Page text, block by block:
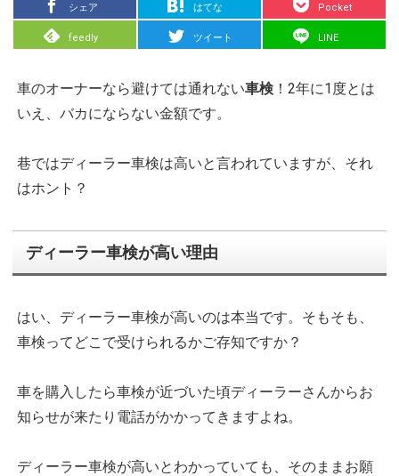
シェア はてな Pocket
feedly ツイート LINE
車のオーナーなら避けては通れない車検 ！2年に1度とは
いえ、バカにならない金額です。
巷ではディーラー車検は高いと言われていますが、それ
はホント？
ディーラー車検が高い理由
はい、ディーラー車検が高いのは本当です。そもそも、
車検ってどこで受けられるかご存知ですか？
車を購入したら車検が近づいた頃ディーラーさんからお
知らせが来たり電話がかかってきますよね。
ディーラー車検が高いとわかっていても、そのままお願